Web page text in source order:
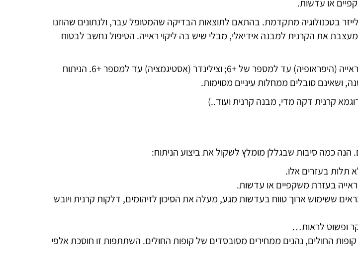
או עדשות.
בטכנולוגיה מתקדמת. בהתאם לתוצאות הבדיקה שהמטופל עבר, ולנתונים שהוזנו
את הקרנית למבנה אידיאלי, מבלי שיש בה ליקוי ראייה. הטיפול נחשב לבטוח
הטכנולוגיה מאפשרת לתקן קוצר ראייה (מיופיה) עד למספר של 10-, רוחק ראייה (היפראופיה) עד למספר של +6; וצילינדר (אסטיגמציה) עד למספר +6. הניתוח
הנה כמה סיבות שבגללן מומלץ לשקול את ביצוע הניתוח:
תלות בעזרים אלו.
בעזרת משקפיים או עדשות.
ששימוש ארוך טווח בעדשות מגע, מעלה את הסיכון לזיהומים, דלקות קרנית ויובש
ופשוט לראות…
החולים, נהנים ממחירים מסובסדים של קופות החולים. השתתפות זו חוסכת אלפי